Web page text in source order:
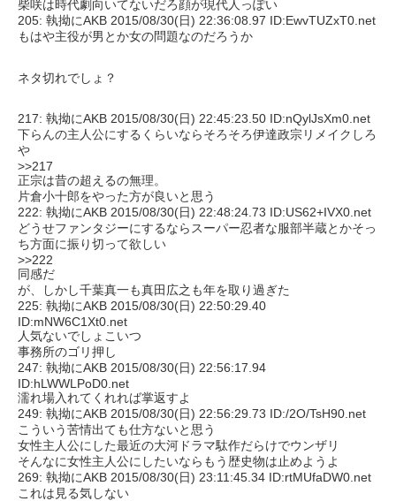
柴咲は時代劇向いてないだろ顔が現代人っぽい
205: 執拗にAKB 2015/08/30(日) 22:36:08.97 ID:EwvTUZxT0.net
もはや主役が男とか女の問題なのだろうか
ネタ切れでしょ？
217: 執拗にAKB 2015/08/30(日) 22:45:23.50 ID:nQylJsXm0.net
下らんの主人公にするくらいならそろそろ伊達政宗リメイクしろ
や
>>217
正宗は昔の超えるの無理。
片倉小十郎をやった方が良いと思う
222: 執拗にAKB 2015/08/30(日) 22:48:24.73 ID:US62+IVX0.net
どうせファンタジーにするならスーパー忍者な服部半蔵とかそっ
ち方面に振り切って欲しい
>>222
同感だ
が、しかし千葉真一も真田広之も年を取り過ぎた
225: 執拗にAKB 2015/08/30(日) 22:50:29.40
ID:mNW6C1Xt0.net
人気ないでしょこいつ
事務所のゴリ押し
247: 執拗にAKB 2015/08/30(日) 22:56:17.94
ID:hLWWLPoD0.net
濡れ場入れてくれれば掌返すよ
249: 執拗にAKB 2015/08/30(日) 22:56:29.73 ID:/2O/TsH90.net
こういう苦情出ても仕方ないと思う
女性主人公にした最近の大河ドラマ駄作だらけでウンザリ
そんなに女性主人公にしたいならもう歴史物は止めようよ
269: 執拗にAKB 2015/08/30(日) 23:11:45.34 ID:rtMUfaDW0.net
これは見る気しない